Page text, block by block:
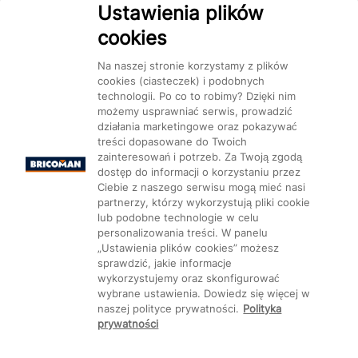
Mapa Strony: Kategorie Produkty Marki CMS
Ustawienia plików cookie
Ustawienia plików
cookies
Na naszej stronie korzystamy z plików
cookies (ciasteczek) i podobnych
technologii. Po co to robimy? Dzięki nim
możemy usprawniać serwis, prowadzić
działania marketingowe oraz pokazywać
treści dopasowane do Twoich
zainteresowań i potrzeb. Za Twoją zgodą
dostęp do informacji o korzystaniu przez
Ciebie z naszego serwisu mogą mieć nasi
partnerzy, którzy wykorzystują pliki cookie
lub podobne technologie w celu
personalizowania treści. W panelu
„Ustawienia plików cookies” możesz
sprawdzić, jakie informacje
wykorzystujemy oraz skonfigurować
wybrane ustawienia. Dowiedz się więcej w
naszej polityce prywatności. Polityka
prywatności